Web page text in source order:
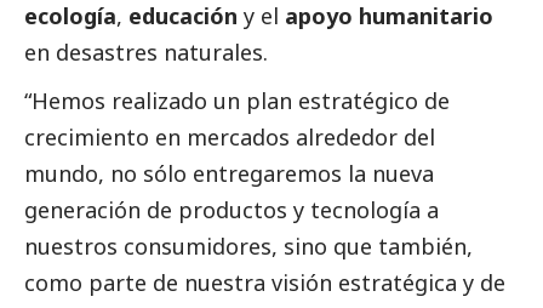
ecología, educación y el apoyo humanitario
en desastres naturales.
“Hemos realizado un plan estratégico de
crecimiento en mercados alrededor del
mundo, no sólo entregaremos la nueva
generación de productos y tecnología a
nuestros consumidores, sino que también,
como parte de nuestra visión estratégica y de